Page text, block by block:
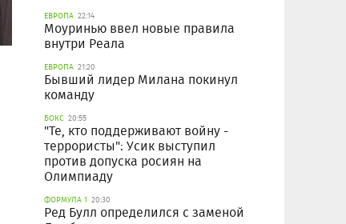
ЕВРОПА 22:14
Моуринью ввел новые правила
внутри Реала
ЕВРОПА 21:20
Бывший лидер Милана покинул
команду
БОКС 20:55
"Те, кто поддерживают войну -
террористы": Усик выступил
против допуска росиян на
Олимпиаду
ФОРМУЛА 1 20:30
Ред Булл определился с заменой